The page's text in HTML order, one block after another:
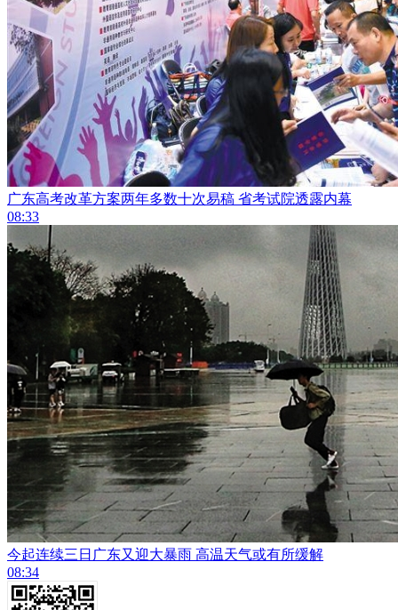
广东高考改革方案两年多数十次易稿 省考试院透露内幕
08:33
今起连续三日广东又迎大暴雨 高温天气或有所缓解
08:34